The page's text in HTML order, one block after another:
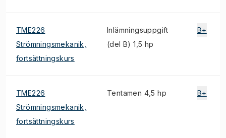
TME226
Strömningsmekanik,
fortsättningskurs
Inlämningsuppgift
(del B) 1,5 hp
B+
TME226
Strömningsmekanik,
fortsättningskurs
Tentamen 4,5 hp B+